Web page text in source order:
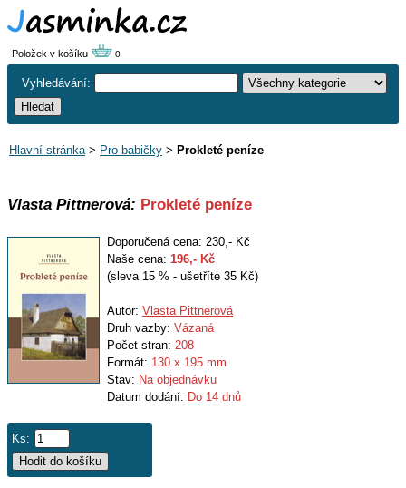
Položek v košíku 0
Vyhledávání:
Hlavní stránka> Pro babičky > Prokleté peníze
Vlasta Pittnerová: Prokleté peníze
Doporučená cena: 230,- Kč
Naše cena: 196,- Kč
(sleva 15 % - ušetříte 35 Kč)
Autor: Vlasta Pittnerová
Druh vazby: Vázaná
Počet stran: 208
Formát: 130 x 195 mm
Stav: Na objednávku
Datum dodání: Do 14 dnů
Ks: